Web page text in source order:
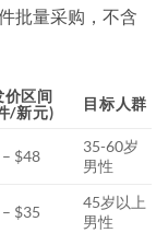
批量采购，不含
价区间
/新元)
目标人群
$48
35-60岁
男性
$35
45岁以上
男性